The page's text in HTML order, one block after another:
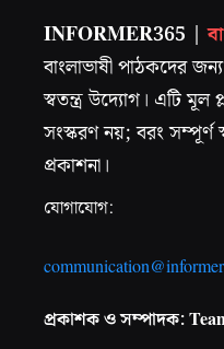
INFORMER365 |
বাংলাভাষী পাঠকদের
স্বতন্ত্র উদ্যোগ। এটি মূল
সংস্করণ নয়; বরং সম্পূর্ণ
প্রকাশনা।
যোগাযোগ:
প্রকাশক ও সম্পাদক: